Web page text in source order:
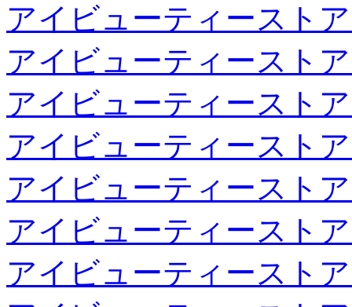
アイビューティースト
アイビューティースト
アイビューティースト
アイビューティースト
アイビューティースト
アイビューティースト
アイビューティースト